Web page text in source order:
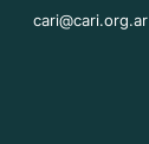
cari@cari.org.ar